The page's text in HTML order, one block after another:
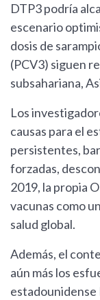
DTP3 podría
escenario
dosis de
(PCV3) siguen
subsahariana,
Los
causas para el
persistentes,
forzadas,
2019, la propia
vacunas como
salud global.
Además, el
aún más los
estadounidense